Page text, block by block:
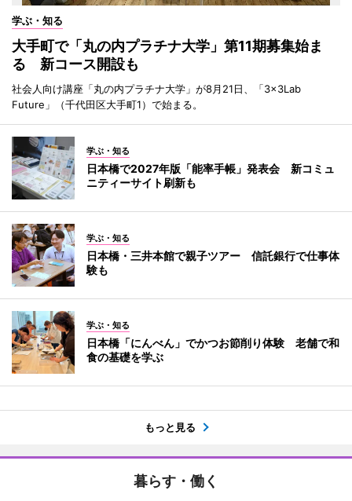
学ぶ・知る
大手町で「丸の内プラチナ大学」第11期募集始ま
る 新コース開設も
社会人向け講座「丸の内プラチナ大学」が8月21日、「3×3Lab
Future」（千代田区大手町1）で始まる。
学ぶ・知る
日本橋で2027年版「能率手帳」発表会 新コミュ
ニティーサイト刷新も
学ぶ・知る
日本橋・三井本館で親子ツアー 信託銀行で仕事体
験も
学ぶ・知る
日本橋「にんべん」でかつお節削り体験 老舗で和
食の基礎を学ぶ
もっと見る
暮らす・働く